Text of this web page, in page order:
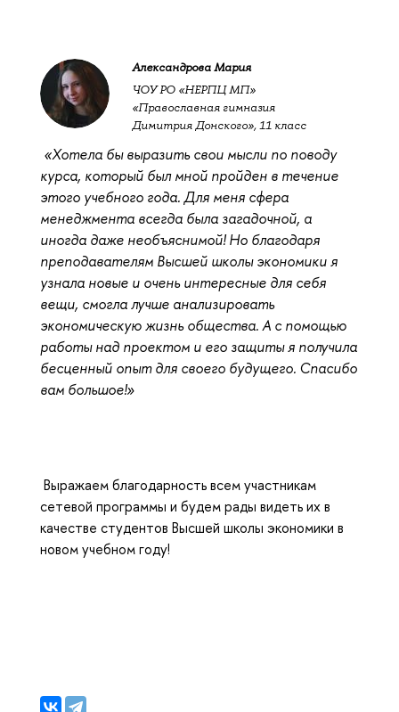
Александрова Мария
ЧОУ РО «НЕРПЦ МП»
«Православная гимназия
Димитрия Донского», 11 класс
«Хотела бы выразить свои мысли по поводу
курса, который был мной пройден в течение
этого учебного года. Для меня сфера
менеджмента всегда была загадочной, а
иногда даже необъяснимой! Но благодаря
преподавателям Высшей школы экономики я
узнала новые и очень интересные для себя
вещи, смогла лучше анализировать
экономическую жизнь общества. А с помощью
работы над проектом и его защиты я получила
бесценный опыт для своего будущего. Спасибо
вам большое!»
Выражаем благодарность всем участникам
сетевой программы и будем рады видеть их в
качестве студентов Высшей школы экономики в
новом учебном году!